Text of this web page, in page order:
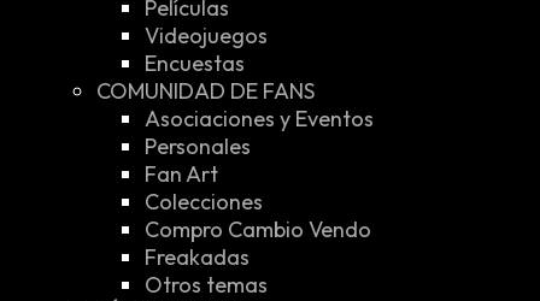
Películas
Videojuegos
Encuestas
COMUNIDAD DE FANS
Asociaciones y Eventos
Personales
Fan Art
Colecciones
Compro Cambio Vendo
Freakadas
Otros temas